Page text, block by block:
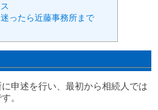
ったら近藤事務所まで
申述を行い、最初から相続人では
。